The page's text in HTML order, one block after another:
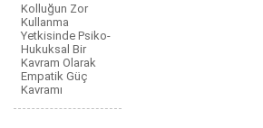
Kolluğun Zor
Kullanma
Yetkisinde Psiko-
Hukuksal Bir
Kavram Olarak
Empatik Güç
Kavramı